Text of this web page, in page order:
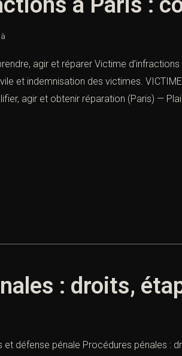
agir et réparer Victime
et indemnisation des victimes.
agir et obtenir réparation (Paris) —
: droits,
défense pénale Procédures pénales :